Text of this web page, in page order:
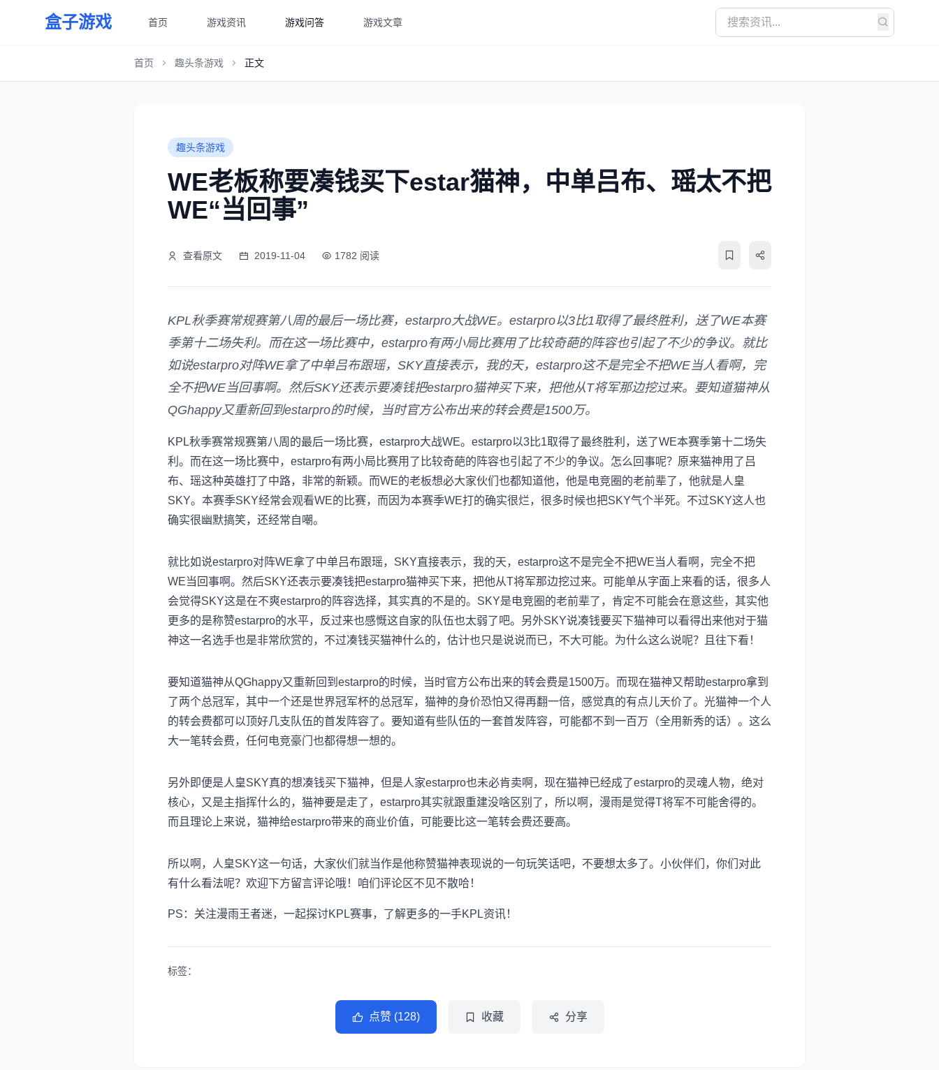
盒子游戏 首页 游戏资讯 游戏问答 游戏文章
首页 趣头条游戏 正文
趣头条游戏
WE老板称要凑钱买下estar猫神，中单吕布、瑶太不把
WE“当回事”
查看原文 2019-11-04 1782 阅读
KPL秋季赛常规赛第八周的最后一场比赛，estarpro大战WE。estarpro以3比1取得了最终胜利，送了WE本赛
季第十二场失利。而在这一场比赛中，estarpro有两小局比赛用了比较奇葩的阵容也引起了不少的争议。就比
如说estarpro对阵WE拿了中单吕布跟瑶，SKY直接表示，我的天，estarpro这不是完全不把WE当人看啊，完
全不把WE当回事啊。然后SKY还表示要凑钱把estarpro猫神买下来，把他从T将军那边挖过来。要知道猫神从
QGhappy又重新回到estarpro的时候，当时官方公布出来的转会费是1500万。
KPL秋季赛常规赛第八周的最后一场比赛，estarpro大战WE。estarpro以3比1取得了最终胜利，送了WE本赛季第十二场失
利。而在这一场比赛中，estarpro有两小局比赛用了比较奇葩的阵容也引起了不少的争议。怎么回事呢？原来猫神用了吕
布、瑶这种英雄打了中路，非常的新颖。 而WE的老板想必大家伙们也都知道他，他是电竞圈的老前辈了，他就是人皇
SKY。本赛季SKY经常会观看WE的比赛，而因为本赛季WE打的确实很烂，很多时候也把SKY气个半死。不过SKY这人也
确实很幽默搞笑，还经常自嘲。
就比如说estarpro对阵WE拿了中单吕布跟瑶，SKY直接表示，我的天，estarpro这不是完全不把WE当人看啊，完全不把
WE当回事啊。然后SKY还表示要凑钱把estarpro猫神买下来，把他从T将军那边挖过来。 可能单从字面上来看的话，很多人
会觉得SKY这是在不爽estarpro的阵容选择，其实真的不是的。SKY是电竞圈的老前辈了，肯定不可能会在意这些，其实他
更多的是称赞estarpro的水平，反过来也感慨这自家的队伍也太弱了吧。另外SKY说凑钱要买下猫神可以看得出来他对于猫
神这一名选手也是非常欣赏的，不过凑钱买猫神什么的，估计也只是说说而已，不大可能。为什么这么说呢？且往下看！
要知道猫神从QGhappy又重新回到estarpro的时候，当时官方公布出来的转会费是1500万。而现在猫神又帮助estarpro拿到
了两个总冠军，其中一个还是世界冠军杯的总冠军，猫神的身价恐怕又得再翻一倍，感觉真的有点儿天价了。光猫神一个人
的转会费都可以顶好几支队伍的首发阵容了。要知道有些队伍的一套首发阵容，可能都不到一百万（全用新秀的话）。这么
大一笔转会费，任何电竞豪门也都得想一想的。
另外即便是人皇SKY真的想凑钱买下猫神，但是人家estarpro也未必肯卖啊，现在猫神已经成了estarpro的灵魂人物，绝对
核心，又是主指挥什么的，猫神要是走了，estarpro其实就跟重建没啥区别了，所以啊，漫雨是觉得T将军不可能舍得的。
而且理论上来说，猫神给estarpro带来的商业价值，可能要比这一笔转会费还要高。
所以啊，人皇SKY这一句话，大家伙们就当作是他称赞猫神表现说的一句玩笑话吧，不要想太多了。 小伙伴们，你们对此
有什么看法呢？欢迎下方留言评论哦！咱们评论区不见不散哈！
PS：关注漫雨王者迷，一起探讨KPL赛事，了解更多的一手KPL资讯！
标签：
点赞 (128) 收藏 分享